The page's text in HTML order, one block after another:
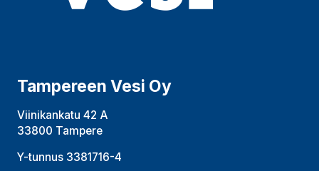
Tampereen Vesi Oy
Viinikankatu 42 A
33800 Tampere
Y-tunnus 3381716-4